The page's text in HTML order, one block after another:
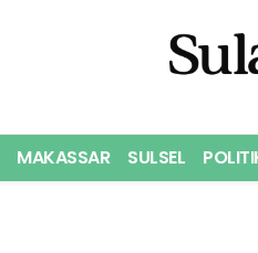
MAKASSAR SULSEL